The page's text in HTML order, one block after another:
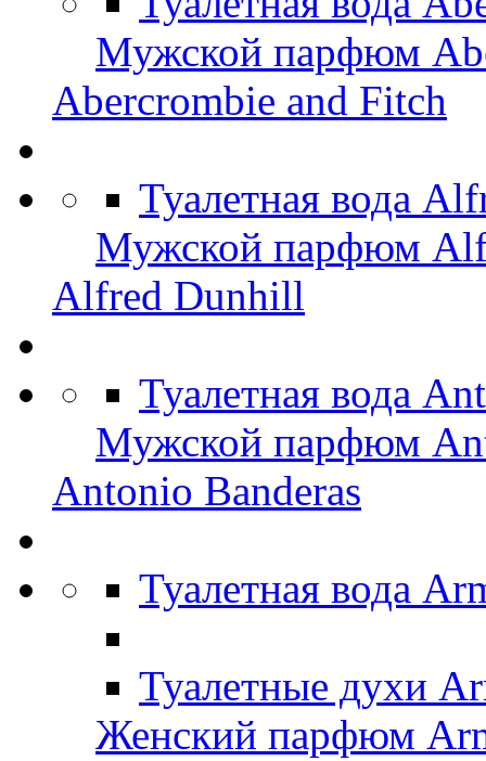
Мужской парфюм
Abercrombie and Fitch
Туалетная вода
Мужской парфюм
Alfred Dunhill
Туалетная вода
Мужской парфюм
Antonio Banderas
Туалетная вода
Туалетные духи
Женский парфюм